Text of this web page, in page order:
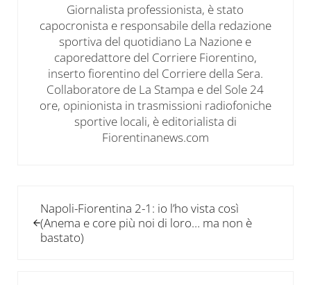
Giornalista professionista, è stato
capocronista e responsabile della redazione
sportiva del quotidiano La Nazione e
caporedattore del Corriere Fiorentino,
inserto fiorentino del Corriere della Sera.
Collaboratore de La Stampa e del Sole 24
ore, opinionista in trasmissioni radiofoniche
sportive locali, è editorialista di
Fiorentinanews.com
Napoli-Fiorentina 2-1: io l’ho vista così
(Anema e core più noi di loro… ma non è
bastato)